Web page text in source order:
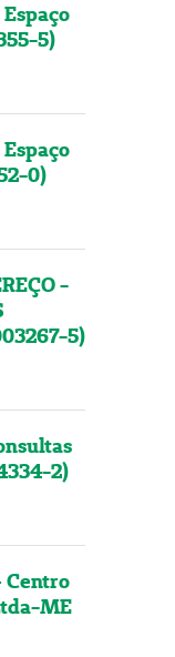
5)
0)
-
5)
2)
Centro
ME